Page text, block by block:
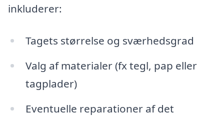
inkluderer:
Tagets størrelse og sværhedsgrad
Valg af materialer (fx tegl, pap eller
tagplader)
Eventuelle reparationer af det